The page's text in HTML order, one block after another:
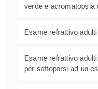
verde e acromatopsia
Esame refrattivo adulti
Esame refrattivo
per sottoporsi ad un